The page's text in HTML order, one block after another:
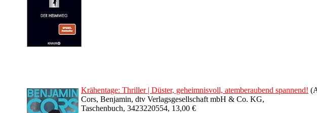
Krähentage: Thriller | Düster, geheimnisvoll, atemberaubend spannend!
Cors, Benjamin, dtv Verlagsgesellschaft mbH & Co. KG,
Taschenbuch, 3423220554, 13,00 €